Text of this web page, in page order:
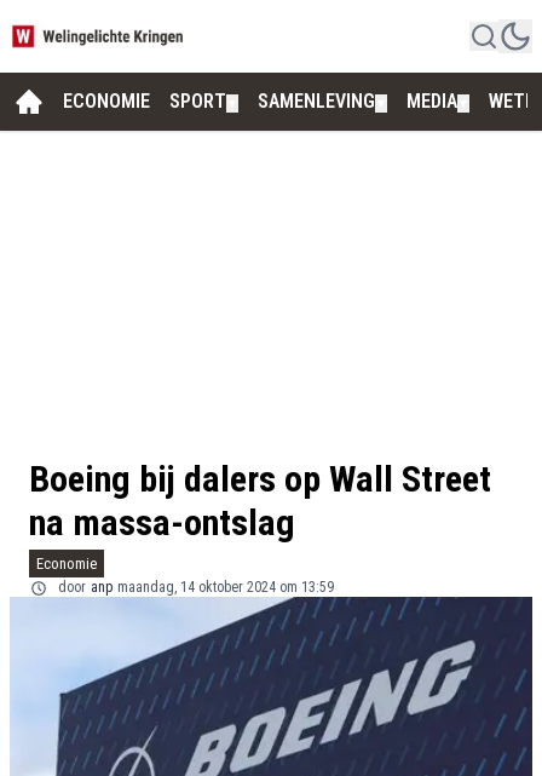
ECONOMIE SPORT SAMENLEVING MEDIA
Boeing bij dalers op Wall Street
na massa-ontslag
Economie
door anp maandag, 14 oktober 2024 om 13:59